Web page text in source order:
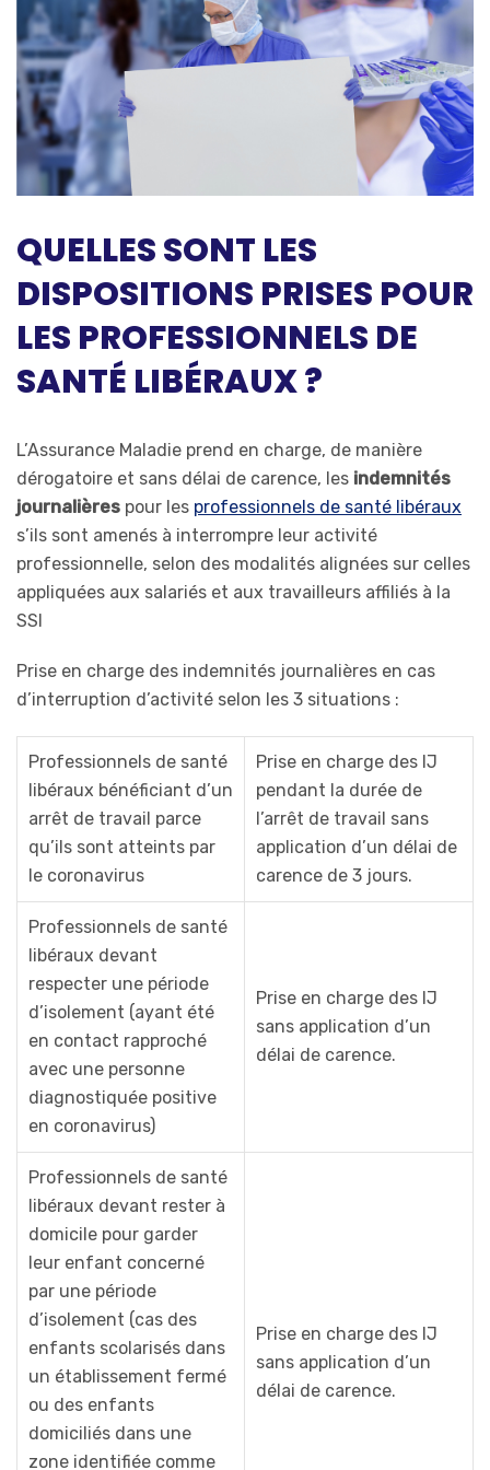
QUELLES SONT LES
DISPOSITIONS PRISES POUR
LES PROFESSIONNELS DE
SANTÉ LIBÉRAUX ?
L’Assurance Maladie prend en charge, de manière
dérogatoire et sans délai de carence, les indemnités
journalières pour les professionnels de santé libéraux
s’ils sont amenés à interrompre leur activité
professionnelle, selon des modalités alignées sur celles
appliquées aux salariés et aux travailleurs affiliés à la
SSI
Prise en charge des indemnités journalières en cas
d’interruption d’activité selon les 3 situations :
Professionnels de santé
libéraux bénéficiant d’un
arrêt de travail parce
qu’ils sont atteints par
le coronavirus
Prise en charge des IJ
pendant la durée de
l’arrêt de travail sans
application d’un délai de
carence de 3 jours.
Professionnels de santé
libéraux devant
respecter une période
d’isolement (ayant été
en contact rapproché
avec une personne
diagnostiquée positive
en coronavirus)
Prise en charge des IJ
sans application d’un
délai de carence.
Professionnels de santé
libéraux devant rester à
domicile pour garder
leur enfant concerné
par une période
d’isolement (cas des
enfants scolarisés dans
un établissement fermé
ou des enfants
domiciliés dans une
zone identifiée comme
Prise en charge des IJ
sans application d’un
délai de carence.